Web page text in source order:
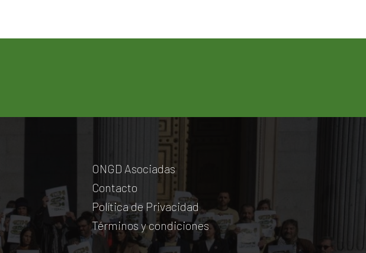
ONGD Asociadas
Contacto
Política de Privacidad
Términos y condiciones